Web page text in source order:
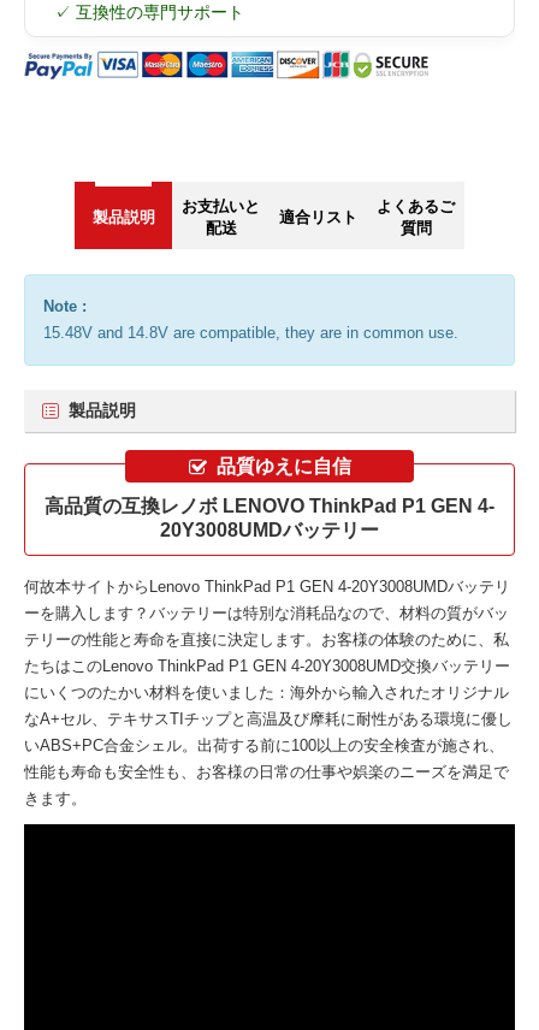
✓ 互換性の専門サポート
製品説明
お支払いと
配送
適合リスト
よくあるご
質問
Note :
15.48V and 14.8V are compatible, they are in common use.
製品説明
品質ゆえに自信
高品質の互換レノボ LENOVO ThinkPad P1 GEN 4-
20Y3008UMDバッテリー
何故本サイトから Lenovo ThinkPad P1 GEN 4-20Y3008UMDバッテリ
ーを購入します？バッテリーは特別な消耗品なので、材料の質がバッ
テリーの性能と寿命を直接に決定します。お客様の体験のために、私
たちはこのLenovo ThinkPad P1 GEN 4-20Y3008UMD交換バッテリー
にいくつのたかい材料を使いました：海外から輸入されたオリジナル
なA+セル、テキサスTIチップと高温及び摩耗に耐性がある環境に優し
いABS+PC合金シェル。出荷する前に100以上の安全検査が施され、
性能も寿命も安全性も、お客様の日常の仕事や娯楽のニーズを満足で
きます。